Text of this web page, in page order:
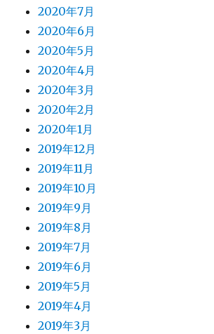
2020年7月
2020年6月
2020年5月
2020年4月
2020年3月
2020年2月
2020年1月
2019年12月
2019年11月
2019年10月
2019年9月
2019年8月
2019年7月
2019年6月
2019年5月
2019年4月
2019年3月